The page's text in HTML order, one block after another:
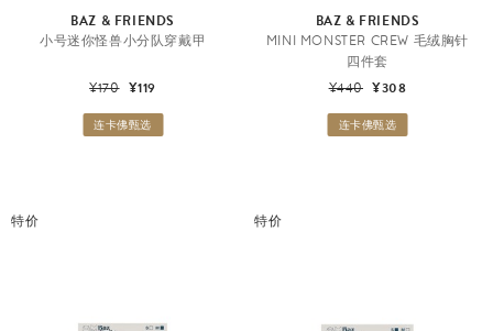
BAZ & FRIENDS
小号迷你怪兽小分队穿戴甲
¥170 ¥119
连卡佛甄选
BAZ & FRIENDS
MINI MONSTER CREW 毛绒胸针
四件套
¥440 ¥308
连卡佛甄选
特价 特价